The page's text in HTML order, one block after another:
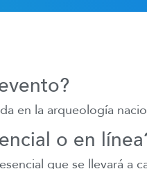
en la arqueología
o en
que se llevará a